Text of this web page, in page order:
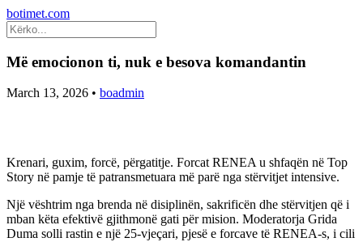
botimet.com
Më emocionon ti, nuk e besova komandantin
March 13, 2026 • boadmin
Krenari, guxim, forcë, përgatitje. Forcat RENEA u shfaqën në Top
Story në pamje të patransmetuara më parë nga stërvitjet intensive.
Një vështrim nga brenda në disiplinën, sakrificën dhe stërvitjen që i
mban këta efektivë gjithmonë gati për mision. Moderatorja Grida
Duma solli rastin e një 25-vjeçari, pjesë e forcave të RENEA-s, i cili